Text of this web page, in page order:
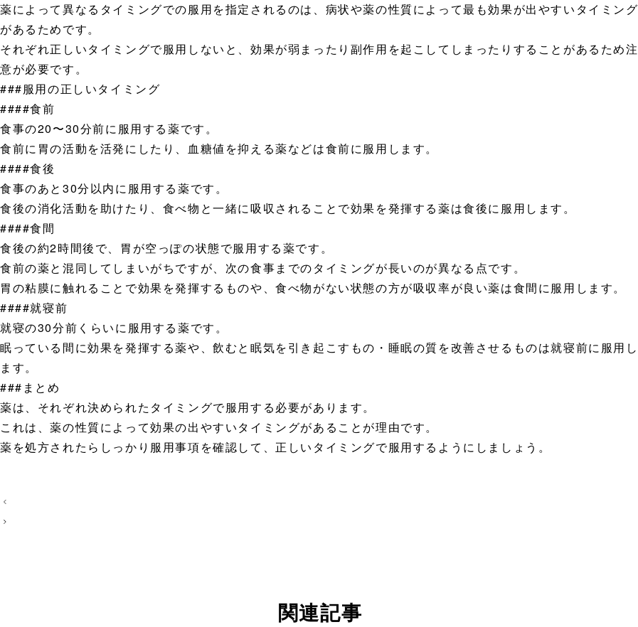
薬によって異なるタイミングでの服用を指定されるのは、病状や薬の性質によって最も効果が出やすいタイミング
があるためです。
それぞれ正しいタイミングで服用しないと、効果が弱まったり副作用を起こしてしまったりすることがあるため注
意が必要です。
###服用の正しいタイミング
####食前
食事の20〜30分前に服用する薬です。
食前に胃の活動を活発にしたり、血糖値を抑える薬などは食前に服用します。
####食後
食事のあと30分以内に服用する薬です。
食後の消化活動を助けたり、食べ物と一緒に吸収されることで効果を発揮する薬は食後に服用します。
####食間
食後の約2時間後で、胃が空っぽの状態で服用する薬です。
食前の薬と混同してしまいがちですが、次の食事までのタイミングが長いのが異なる点です。
胃の粘膜に触れることで効果を発揮するものや、食べ物がない状態の方が吸収率が良い薬は食間に服用します。
####就寝前
就寝の30分前くらいに服用する薬です。
眠っている間に効果を発揮する薬や、飲むと眠気を引き起こすもの・睡眠の質を改善させるものは就寝前に服用し
ます。
###まとめ
薬は、それぞれ決められたタイミングで服用する必要があります。
これは、薬の性質によって効果の出やすいタイミングがあることが理由です。
薬を処方されたらしっかり服用事項を確認して、正しいタイミングで服用するようにしましょう。
投
稿
関連記事